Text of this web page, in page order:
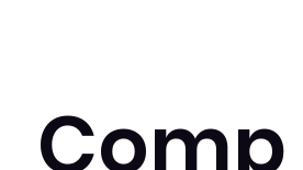
Comp